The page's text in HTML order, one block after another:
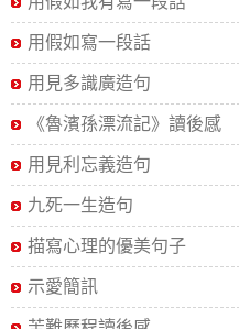
用假如寫一段話
用見多識廣造句
《魯濱孫漂流記》讀後感
用見利忘義造句
九死一生造句
描寫心理的優美句子
示愛簡訊